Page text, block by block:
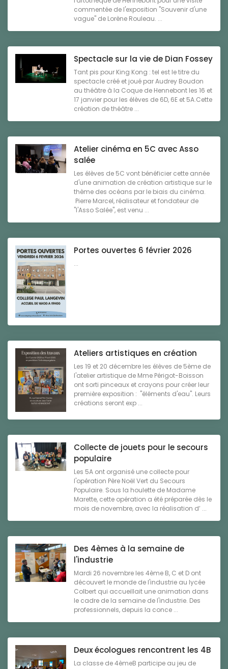
commentée de l'exposition "Souvenir d'une
vague" de Lorène Rouleau. ...
Spectacle sur la vie de Dian Fossey
Tant pis pour King Kong : tel est le titre du
spectacle créé et joué par Audrey Boudon
au théâtre à la Coque de Hennebont les 16 et
17 janvier pour les élèves de 6D, 6E et 5A.Cette
création de théâtre ...
Atelier cinéma en 5C avec Asso
salée
Les élèves de 5C vont bénéficier cette année
d'une animation de création artistique sur le
thème des océans par le biais du cinéma.
Pierre Marcel, réalisateur et fondateur de
"l'Asso Salée", est venu ...
Portes ouvertes 6 février 2026
...
Ateliers artistiques en création
Les 19 et 20 décembre les élèves de 5ème de
l'atelier artistique de Mme Périgot-Boisson
ont sorti pinceaux et crayons pour créer leur
première exposition : "éléments d'eau". Leurs
créations seront exp ...
Collecte de jouets pour le secours
populaire
Les 5A ont organisé une collecte pour
l'opération Père Noël Vert du Secours
Populaire. Sous la houlette de Madame
Marette, cette opération a été préparée dès le
mois de novembre, avec la réalisation d’ ...
Des 4èmes à la semaine de
l'industrie
Mardi 26 novembre les 4ème B, C et D ont
découvert le monde de l'industrie au lycée
Colbert qui accueillait une animation dans
le cadre de la semaine de l'industrie. Des
professionnels, depuis la conce ...
Deux écologues rencontrent les 4B
La classe de 4èmeB participe au jeu de